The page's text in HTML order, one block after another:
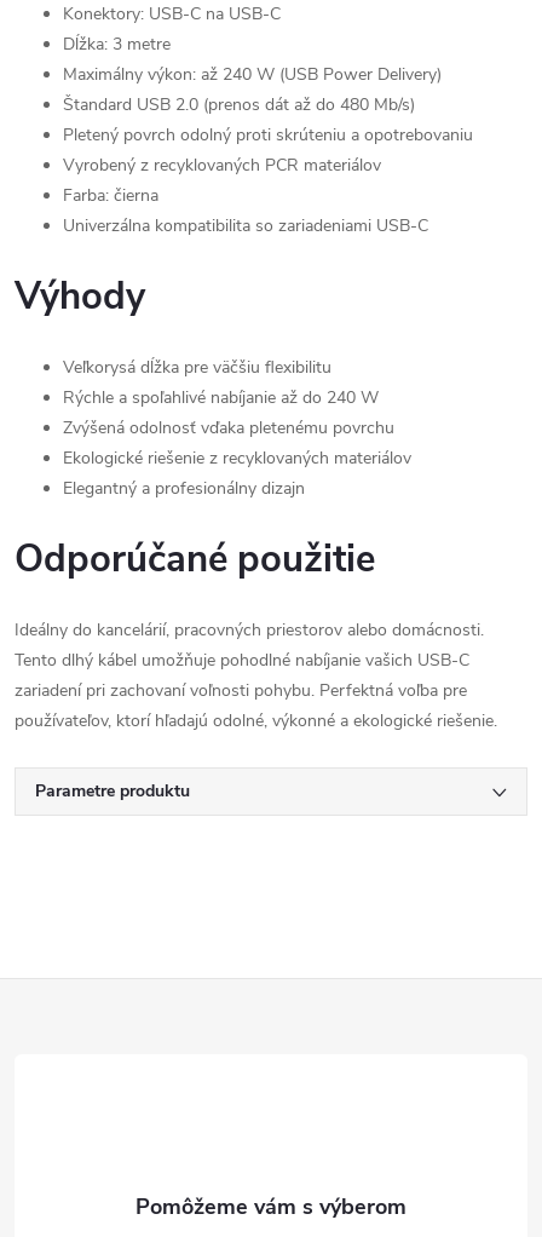
Konektory: USB-C na USB-C
Dĺžka: 3 metre
Maximálny výkon: až 240 W (USB Power Delivery)
Štandard USB 2.0 (prenos dát až do 480 Mb/s)
Pletený povrch odolný proti skrúteniu a opotrebovaniu
Vyrobený z recyklovaných PCR materiálov
Farba: čierna
Univerzálna kompatibilita so zariadeniami USB-C
Výhody
Veľkorysá dĺžka pre väčšiu flexibilitu
Rýchle a spoľahlivé nabíjanie až do 240 W
Zvýšená odolnosť vďaka pletenému povrchu
Ekologické riešenie z recyklovaných materiálov
Elegantný a profesionálny dizajn
Odporúčané použitie
Ideálny do kancelárií, pracovných priestorov alebo domácnosti.
Tento dlhý kábel umožňuje pohodlné nabíjanie vašich USB-C
zariadení pri zachovaní voľnosti pohybu. Perfektná voľba pre
používateľov, ktorí hľadajú odolné, výkonné a ekologické riešenie.
Parametre produktu